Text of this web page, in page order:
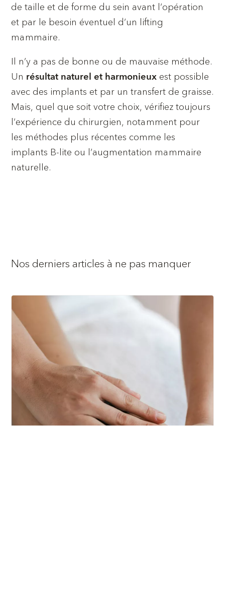
de taille et de forme du sein avant l’opération
et par le besoin éventuel d’un lifting
mammaire.
Il n’y a pas de bonne ou de mauvaise méthode.
Un résultat naturel et harmonieux est possible
avec des implants et par un transfert de graisse.
Mais, quel que soit votre choix, vérifiez toujours
l’expérience du chirurgien, notamment pour
les méthodes plus récentes comme les
implants B-lite ou l’augmentation mammaire
naturelle.
Nos derniers articles à ne pas manquer